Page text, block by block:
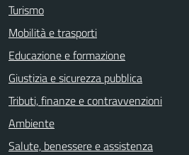
Turismo
Mobilità e trasporti
Educazione e formazione
Giustizia e sicurezza pubblica
Tributi, finanze e contravvenzioni
Ambiente
Salute, benessere e assistenza